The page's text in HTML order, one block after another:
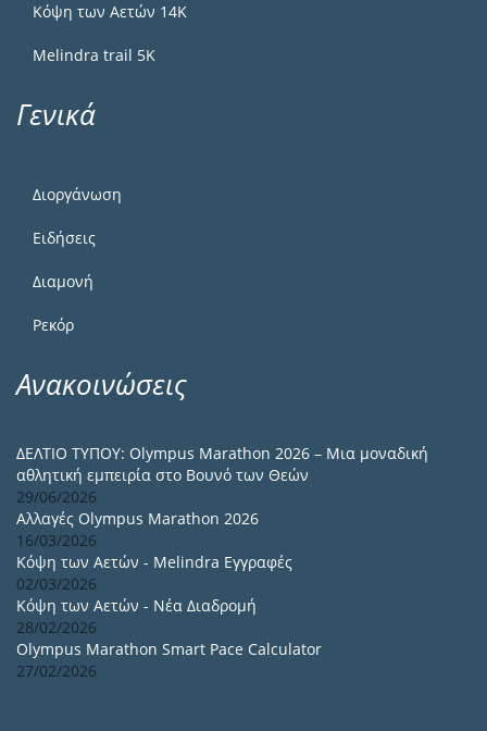
Κόψη των Αετών 14Κ
Melindra trail 5Κ
Γενικά
Διοργάνωση
Ειδήσεις
Διαμονή
Ρεκόρ
Ανακοινώσεις
ΔΕΛΤΙΟ ΤΥΠΟΥ: Olympus Marathon 2026 – Μια μοναδική
αθλητική εμπειρία στο Βουνό των Θεών
29/06/2026
Αλλαγές Olympus Marathon 2026
16/03/2026
Κόψη των Αετών - Melindra Εγγραφές
02/03/2026
Κόψη των Αετών - Νέα Διαδρομή
28/02/2026
Olympus Marathon Smart Pace Calculator
27/02/2026